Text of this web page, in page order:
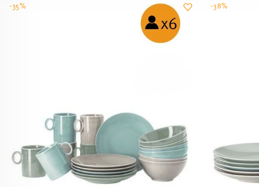
-35% -38%